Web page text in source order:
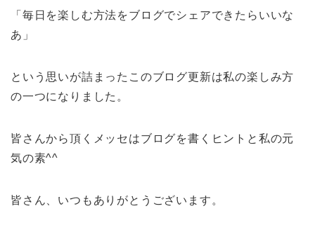
「毎日を楽しむ方法をブログでシェアできたらいいな
あ」
という思いが詰まったこのブログ更新は私の楽しみ方
の一つになりました。
皆さんから頂くメッセはブログを書くヒントと私の元
気の素^^
皆さん、いつもありがとうございます。